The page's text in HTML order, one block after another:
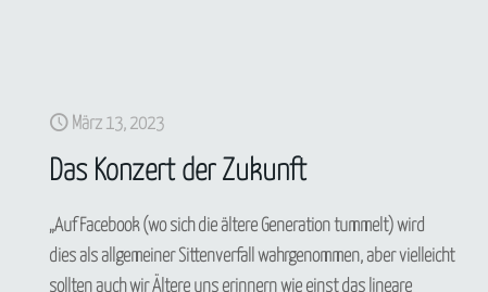
März 13, 2023
Das Konzert der Zukunft
„Auf Facebook (wo sich die ältere Generation tummelt) wird
dies als allgemeiner Sittenverfall wahrgenommen, aber vielleicht
sollten auch wir Ältere uns erinnern wie einst das lineare